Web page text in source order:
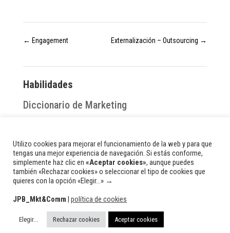
← Engagement Externalización – Outsourcing →
Habilidades
Diccionario de Marketing
01/10/2023
© 2026 Todos los derechos reservados. | Site diseñado por:
Utilizo cookies para mejorar el funcionamiento de la web y para que
tengas una mejor experiencia de navegación. Si estás conforme,
simplemente haz clic en «Aceptar cookies», aunque puedes
también «Rechazar cookies» o seleccionar el tipo de cookies que
quieres con la opción «Elegir...» →
JPB_Mkt&Comm | política de cookies
Elegir... Rechazar cookies Aceptar cookies